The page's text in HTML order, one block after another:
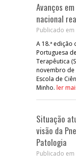
Avanços
nacional
Publicado
A 18.ª edição
Portuguesa
Terapêutica
novembro de
Escola de
Minho. ler
Situação
visão da
Patologia
Publicado